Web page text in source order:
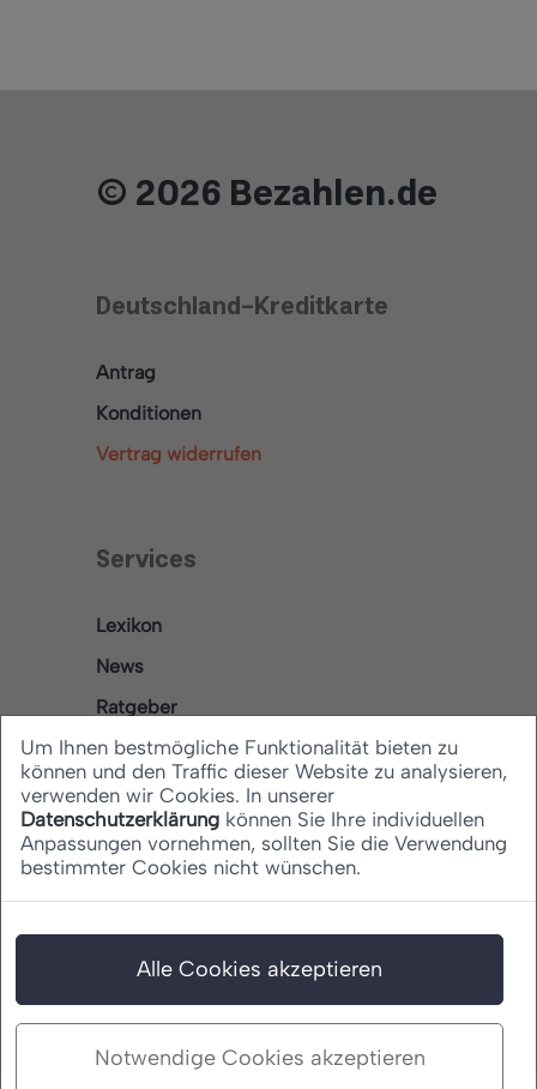
© 2026 Bezahlen.de
Deutschland-Kreditkarte
Antrag
Konditionen
Vertrag widerrufen
Services
Lexikon
News
Ratgeber
Rechtliches
Datenschutz
Impressum
Um Ihnen bestmögliche Funktionalität bieten zu
können und den Traffic dieser Website zu analysieren,
verwenden wir Cookies. In unserer
Datenschutzerklärung können Sie Ihre individuellen
Anpassungen vornehmen, sollten Sie die Verwendung
bestimmter Cookies nicht wünschen.
Alle Cookies akzeptieren
Notwendige Cookies akzeptieren